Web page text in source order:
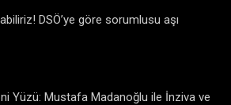
DSÖ’ye göre sorumlusu aşı
Yüzü: Mustafa Madanoğlu ile İnziva ve